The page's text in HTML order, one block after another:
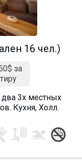
16 чел.)
за
два 3х местных
Кухня, Холл.